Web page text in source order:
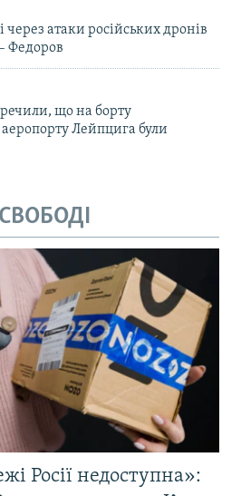
через атаки російських дронів
Федоров
що на борту
Лейпцига були
Росії недоступна»: